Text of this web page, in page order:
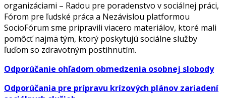
organizáciami – Radou pre poradenstvo v sociálnej práci,
Fórom pre ľudské práca a Nezávislou platformou
SocioFórum sme pripravili viacero materiálov, ktoré mali
pomôcť najmä tým, ktorý poskytujú sociálne služby
ľuďom so zdravotným postihnutím.
Odporúčanie ohľadom obmedzenia osobnej slobody
Odporúčania pre prípravu krízových plánov zariadení